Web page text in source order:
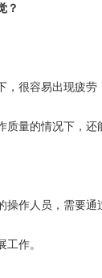
？
很容易出现疲劳
量的情况下，还
作人员，需要通
作。